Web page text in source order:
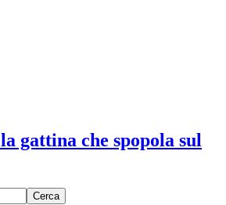
gattina che spopola sul
Cerca